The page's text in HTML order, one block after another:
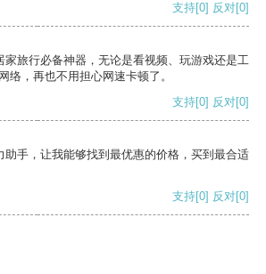
支持[0] 反对[0]
家旅行必备神器，无论是看视频、玩游戏还是工
络，再也不用担心网速卡顿了。
支持[0] 反对[0]
助手，让我能够找到最优惠的价格，买到最合适
支持[0] 反对[0]